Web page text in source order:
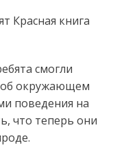
Красная книга
смогли
об окружающем
поведения на
что теперь они